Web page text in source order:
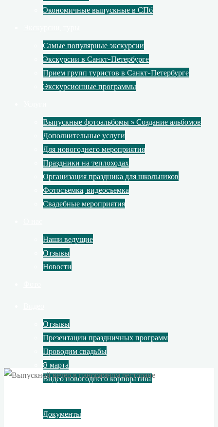
Экономичные выпускные в СПб
Самые популярные экскурсии
Экскурсии в Санкт-Петербурге
Прием групп туристов в Санкт-Петербурге
Экскурсионные программы
Выпускные фотоальбомы » Создание альбомов
Дополнительные услуги
Для новогоднего мероприятия
Праздники на теплоходах
Организация праздника для школьников
Фотосъемка, видеосъемка
Свадебные мероприятия
Наши ведущие
Отзывы
Новости
Отзывы
Презентации праздничных программ
Проводим свадьбы
8 марта
Видео новогоднего корпоратива
Документы